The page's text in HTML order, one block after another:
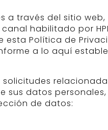
a través del sitio
habilitado por
esta Política de
a lo aquí
solicitudes
sus datos
de datos: